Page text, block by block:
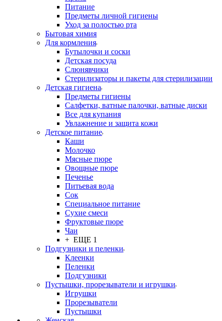
Питание
Предметы личной гигиены
Уход за полостью рта
Бытовая химия
Для кормления
Бутылочки и соски
Детская посуда
Слюнявчики
Стерилизаторы и пакеты для стерилизации
Детская гигиена
Предметы гигиены
Салфетки, ватные палочки, ватные диски
Все для купания
Увлажнение и защита кожи
Детское питание
Каши
Молочко
Мясные пюре
Овощные пюре
Печенье
Питьевая вода
Сок
Специальное питание
Сухие смеси
Фруктовые пюре
Чаи
+ ЕЩЕ 1
Подгузники и пеленки
Клеенки
Пеленки
Подгузники
Пустышки, прорезыватели и игрушки
Игрушки
Прорезыватели
Пустышки